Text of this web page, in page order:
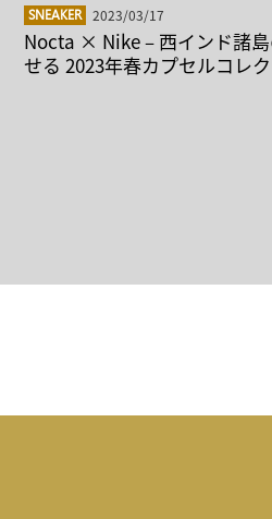
SNEAKER 2023/03/17
Nocta × Nike – 西インド諸
せる 2023年春カプセルコレ